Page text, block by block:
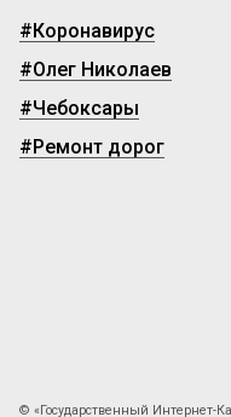
#Коронавирус
#Олег Николаев
#Чебоксары
#Ремонт дорог
© «Государственный Интернет-